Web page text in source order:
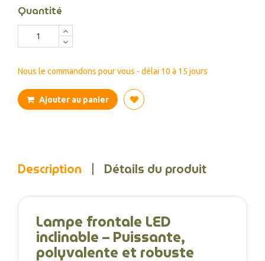
Quantité
Nous le commandons pour vous - délai 10 à 15 jours
Ajouter au panier
Description Détails du produit
Lampe frontale LED
inclinable – Puissante,
polyvalente et robuste